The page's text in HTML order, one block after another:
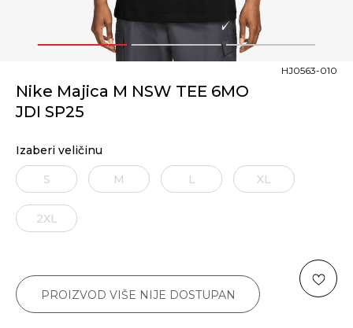
1 2 3
Nike Majica M NSW TEE 6MO
JDI SP25
HJ0563-010
Izaberi veličinu
S M L XL
2XL
PROIZVOD VIŠE NIJE DOSTUPAN